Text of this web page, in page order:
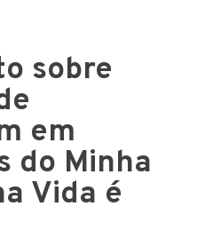
sobre
em
do Minha
Vida é